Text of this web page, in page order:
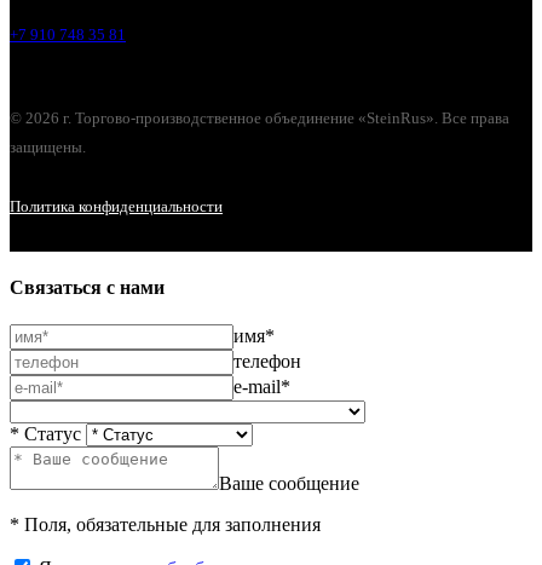
+7 910 748 35 81
© 2026 г. Торгово-производственное объединение «SteinRus». Все права
защищены.
Политика конфиденциальности
Связаться с нами
имя*
телефон
e-mail*
* Статус
Ваше сообщение
* Поля, обязательные для заполнения